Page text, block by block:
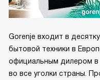
Gorenje входит в
бытовой техники в
официальным дилером в
во все уголки страны.